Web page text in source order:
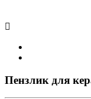

Пензлик для